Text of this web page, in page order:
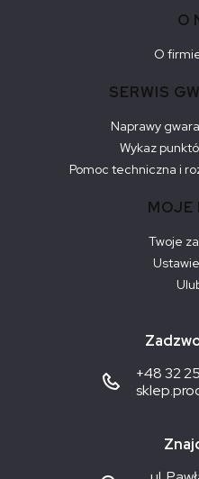
O
O
SERWIS
Naprawy
Wykaz
Pomoc techniczna i
MOJE
Twoje
+48 32